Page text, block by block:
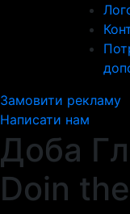
Замовити рекламу
Написати нам
Доба
Doin